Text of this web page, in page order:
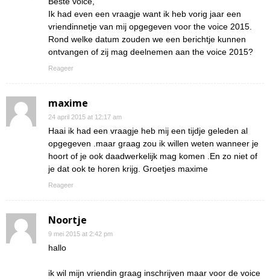
Ik had even een vraagje want ik heb vorig jaar een
vriendinnetje van mij opgegeven voor the voice 2015.
Rond welke datum zouden we een berichtje kunnen
ontvangen of zij mag deelnemen aan the voice 2015?
Reageer
maxime
24 april 2015 at 12:17 am
Haai ik had een vraagje heb mij een tijdje geleden al
opgegeven .maar graag zou ik willen weten wanneer je
hoort of je ook daadwerkelijk mag komen .En zo niet of
je dat ook te horen krijg. Groetjes maxime
Reageer
Noortje
9 mei 2015 at 2:42 pm
hallo
ik wil mijn vriendin graag inschrijven maar voor de voice